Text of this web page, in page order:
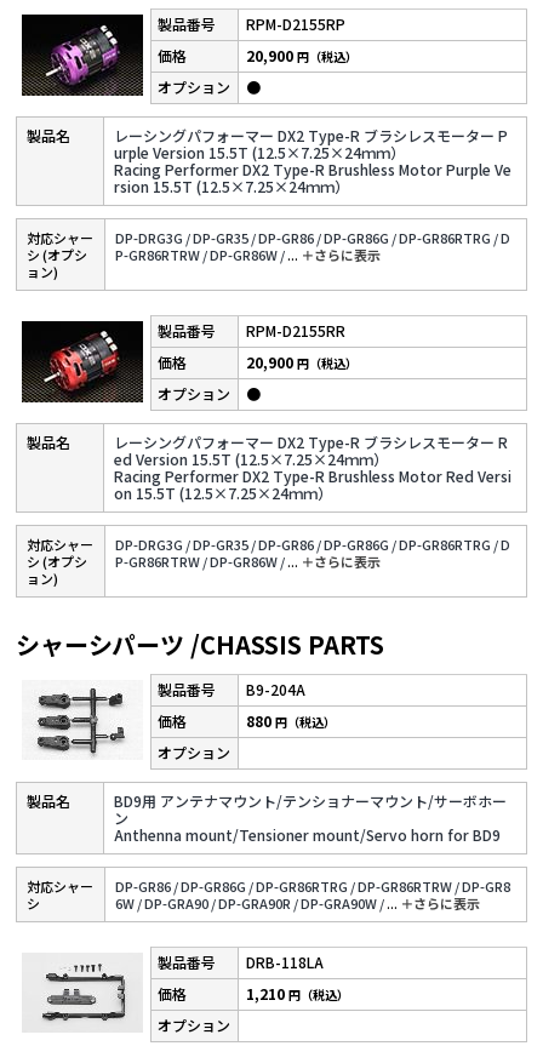
RPM-D2155RP
レーシングパフォーマー DX2 Type-R ブラシレスモーター P
urple Version 15.5T (12.5×7.25×24ｍｍ）
Racing Performer DX2 Type-R Brushless Motor Purple Ve
rsion 15.5T (12.5×7.25×24ｍｍ）
20,900円（税込）
●
対応シャー
シ (オプシ
ョン)
DP-DRG3G /DP-GR35 /DP-GR86 /DP-GR86G /DP-GR86RTRG /D
P-GR86RTRW /DP-GR86W /... ＋さらに表⽰
RPM-D2155RR
レーシングパフォーマー DX2 Type-R ブラシレスモーター R
ed Version 15.5T (12.5×7.25×24ｍｍ）
Racing Performer DX2 Type-R Brushless Motor Red Versi
on 15.5T (12.5×7.25×24ｍｍ）
20,900円（税込）
●
対応シャー
シ (オプシ
ョン)
DP-DRG3G /DP-GR35 /DP-GR86 /DP-GR86G /DP-GR86RTRG /D
P-GR86RTRW /DP-GR86W /... ＋さらに表⽰
シャーシパーツ /CHASSIS PARTS
B9-204A
BD9用 アンテナマウント/テンショナーマウント/サーボホー
ン
Anthenna mount/Tensioner mount/Servo horn for BD9
880円（税込）
対応シャー
シ
DP-GR86 /DP-GR86G /DP-GR86RTRG /DP-GR86RTRW /DP-GR8
6W /DP-GRA90 /DP-GRA90R /DP-GRA90W /... ＋さらに表⽰
DRB-118LA
1,210円（税込）